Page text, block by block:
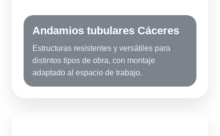
Andamios tubulares Cáceres
Estructuras resistentes y versátiles para
distintos tipos de obra, con montaje
adaptado al espacio de trabajo.